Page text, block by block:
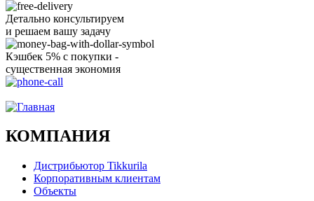
Детально консультируем
и решаем вашу задачу
Кэшбек 5% с покупки -
существенная экономия
КОМПАНИЯ
Дистрибьютор Tikkurila
Корпоративным клиентам
Объекты